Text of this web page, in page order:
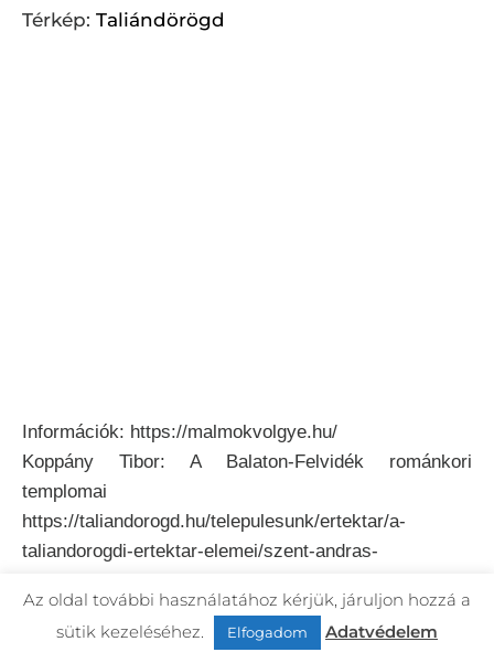
Térkép: Taliándörögd
Információk: https://malmokvolgye.hu/
Koppány Tibor: A Balaton-Felvidék románkori
templomai
https://taliandorogd.hu/telepulesunk/ertektar/a-
taliandorogdi-ertektar-elemei/szent-andras-
Az oldal további használatához kérjük, járuljon hozzá a
sütik kezeléséhez.
Elfogadom Adatvédelem